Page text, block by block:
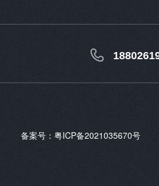
备案号： 粤ICP备2021035670号